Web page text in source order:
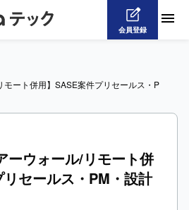
会員登録
モート併用】SASE案件プリセールス・P
ーウォール/リモート併
セールス・PM・設計